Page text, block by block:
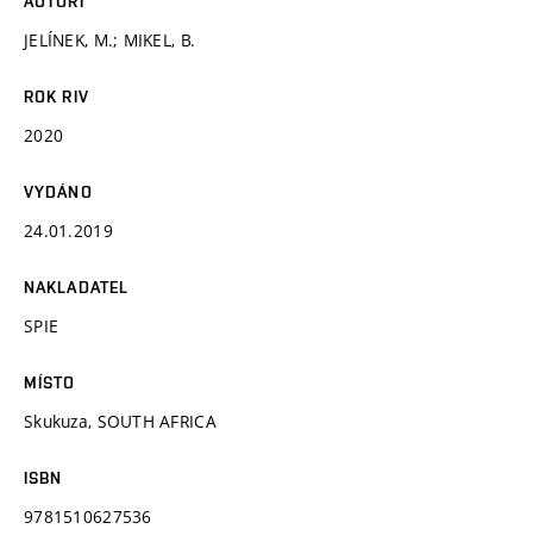
JELÍNEK, M.; MIKEL, B.
ROK RIV
2020
VYDÁNO
24.01.2019
NAKLADATEL
SPIE
MÍSTO
Skukuza, SOUTH AFRICA
ISBN
9781510627536